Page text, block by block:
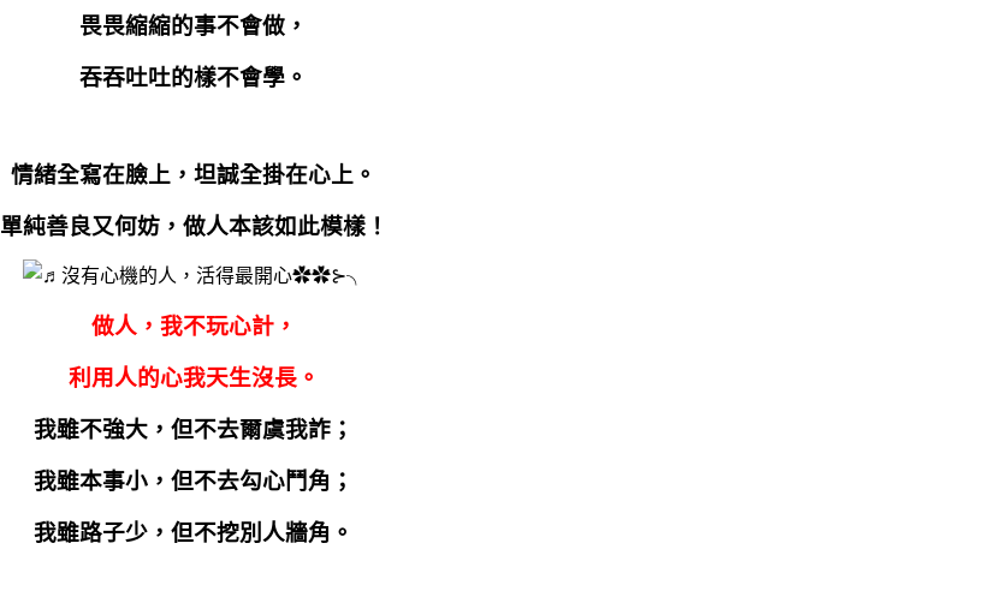
畏畏縮縮的事不會做，
吞吞吐吐的樣不會學。
情緒全寫在臉上，坦誠全掛在心上。
單純善良又何妨，做人本該如此模樣！
做人，我不玩心計，
利用人的心我天生沒長。
我雖不強大，但不去爾虞我詐；
我雖本事小，但不去勾心鬥角；
我雖路子少，但不挖別人牆角。